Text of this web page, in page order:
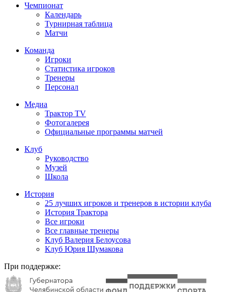
Чемпионат
Календарь
Турнирная таблица
Матчи
Команда
Игроки
Статистика игроков
Тренеры
Персонал
Медиа
Трактор TV
Фотогалерея
Официальные программы матчей
Клуб
Руководство
Музей
Школа
История
25 лучших игроков и тренеров в истории клуба
История Трактора
Все игроки
Все главные тренеры
Клуб Валерия Белоусова
Клуб Юрия Шумакова
При поддержке: